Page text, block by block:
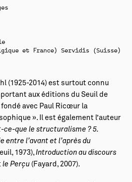
et France) Servidis (Suisse)
(1925-2014) est surtout connu
aux éditions du Seuil de
fondé avec Paul Ricœur la
». Il est également l’auteur
ce-que le structuralisme ? 5.
entre l’avant et l’après du
1973), Introduction au discours
le Perçu (Fayard, 2007).